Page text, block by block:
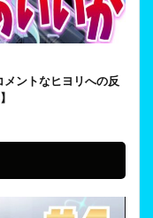
ントなヒヨリへの反